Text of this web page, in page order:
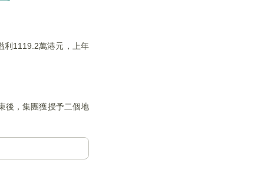
利1119.2萬港元，上年
後，集團獲授予二個地